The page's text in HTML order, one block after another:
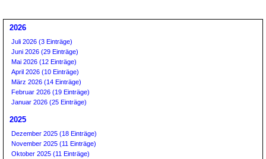
2026
Juli 2026 (3 Einträge)
Juni 2026 (29 Einträge)
Mai 2026 (12 Einträge)
April 2026 (10 Einträge)
März 2026 (14 Einträge)
Februar 2026 (19 Einträge)
Januar 2026 (25 Einträge)
2025
Dezember 2025 (18 Einträge)
November 2025 (11 Einträge)
Oktober 2025 (11 Einträge)